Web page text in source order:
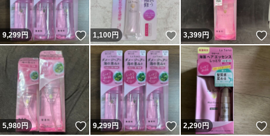
9,299円 いいね！
1,100円 いいね！
3,399円
5,980円 いいね！
9,299円 いいね！
2,290円